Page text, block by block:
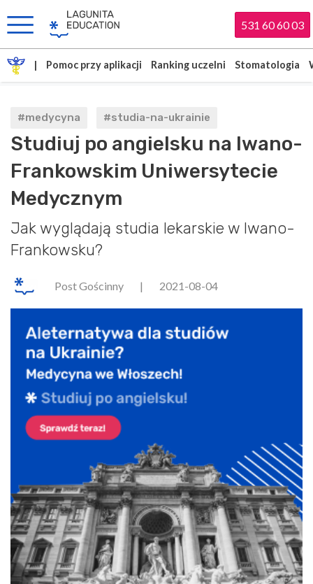
531 60 60 03
| Pomoc przy aplikacji Ranking uczelni Stomatologia
#medycyna #studia-na-ukrainie
Studiuj po angielsku na Iwano-
Frankowskim Uniwersytecie
Medycznym
Jak wyglądają studia lekarskie w Iwano-
Frankowsku?
Post Gościnny | 2021-08-04